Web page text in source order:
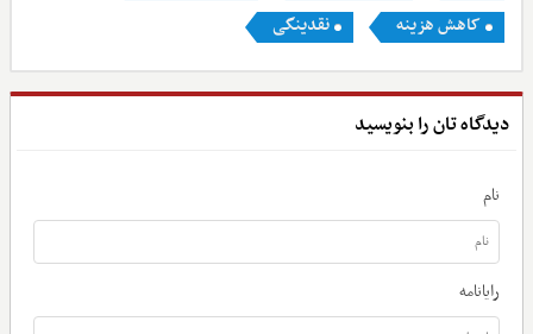
کاهش هزینه
نقدینگی
دیدگاه تان را بنویسید
نام
رایانامه